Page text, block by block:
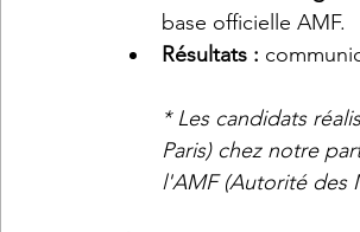
base officielle AMF.
Résultats :
* Les candidats
Paris) chez notre
l'AMF (Autorité des